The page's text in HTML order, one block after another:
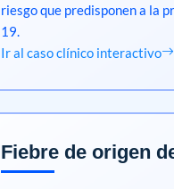
riesgo que predisponen a la
19.
Ir al caso clínico interactivo
Fiebre de origen